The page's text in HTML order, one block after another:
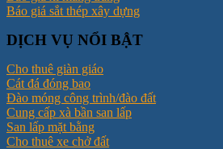
Báo giá sắt thép xây dựng
DỊCH VỤ NỔI BẬT
Cho thuê giàn giáo
Cát đá đóng bao
Đào móng công trình/đào đất
Cung cấp xà bần san lấp
San lấp mặt bằng
Cho thuê xe chở đất